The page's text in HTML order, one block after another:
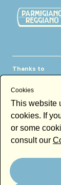
Thanks to
Email
Cookies
This website
cookies. If
or some
consult our